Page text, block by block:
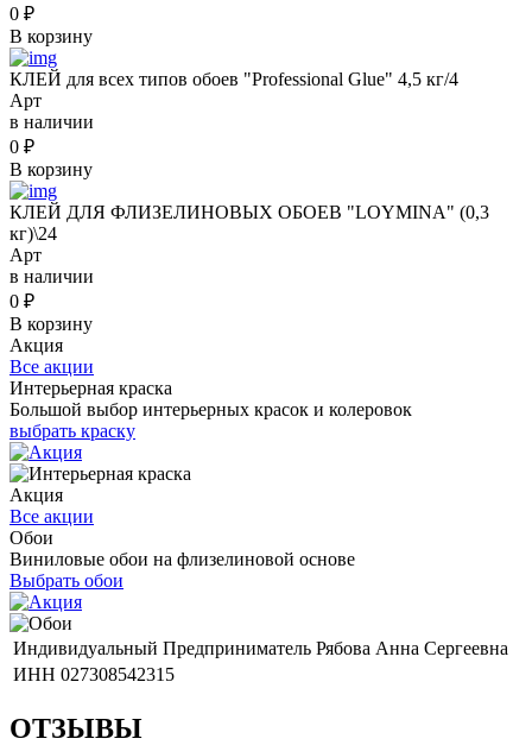
0 ₽
В корзину
КЛЕЙ для всех типов обоев "Professional Glue" 4,5 кг/4
Арт
в наличии
0 ₽
В корзину
КЛЕЙ ДЛЯ ФЛИЗЕЛИНОВЫХ ОБОЕВ "LOYMINA" (0,3
кг)\24
Арт
в наличии
0 ₽
В корзину
Акция
Все акции
Интерьерная краска
Большой выбор интерьерных красок и колеровок
выбрать краску
Акция
Все акции
Обои
Виниловые обои на флизелиновой основе
Выбрать обои
Индивидуальный Предприниматель Рябова Анна Сергеевна
ИНН 027308542315
ОТЗЫВЫ